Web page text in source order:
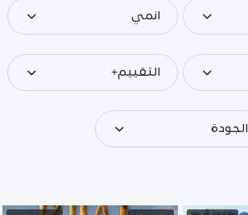
انمي
التقييم+
الجودة